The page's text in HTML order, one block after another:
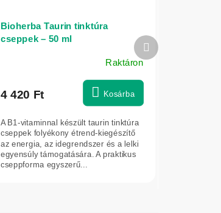
Bioherba Taurin tinktúra
cseppek – 50 ml
Raktáron
4 420 Ft Kosárba
A B1-vitaminnal készült taurin tinktúra
cseppek folyékony étrend-kiegészítő
az energia, az idegrendszer és a lelki
egyensúly támogatására. A praktikus
cseppforma egyszerű...
Következő
termék